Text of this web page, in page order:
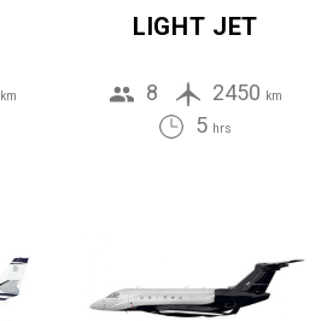
km
LIGHT JET
8 2450 km
5 hrs